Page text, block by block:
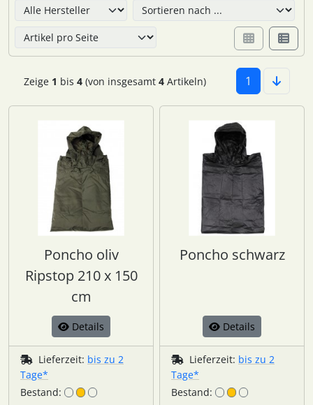
Zeige 1 bis 4(von insgesamt 4Artikeln) 1
Poncho oliv
Ripstop 210 x 150
cm
Details
Lieferzeit: bis zu 2
Tage*
Bestand:
Poncho schwarz
Details
Lieferzeit: bis zu 2
Tage*
Bestand: